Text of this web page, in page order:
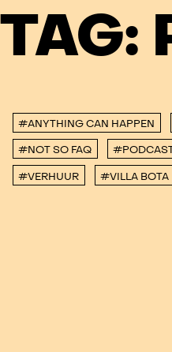
TAG:
#ANYTHING CAN HAPPEN
#NOT SO FAQ
#VERHUUR #VILLA BOTA